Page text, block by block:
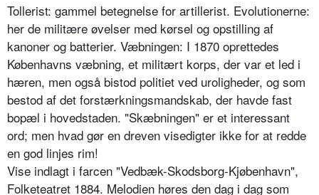
Tollerist: gammel betegnelse for artillerist. Evolutionerne:
her de militære øvelser med kørsel og opstil­ling af
kanoner og batterier. Væbningen: I 1870 oprettedes
Københavns væbning, et militært korps, der var et led i
hæren, men også bistod politiet ved uroligheder, og som
bestod af det forstærkningsmand­skab, der havde fast
bopæl i hovedstaden. "Skæbningen" er et interessant
ord; men hvad gør en dreven visedigter ikke for at redde
en god linjes rim!
Vise indlagt i farcen "Vedbæk-Skodsborg-Kjøbenhavn",
Folketeatret 1884. Melodien høres den dag i dag som